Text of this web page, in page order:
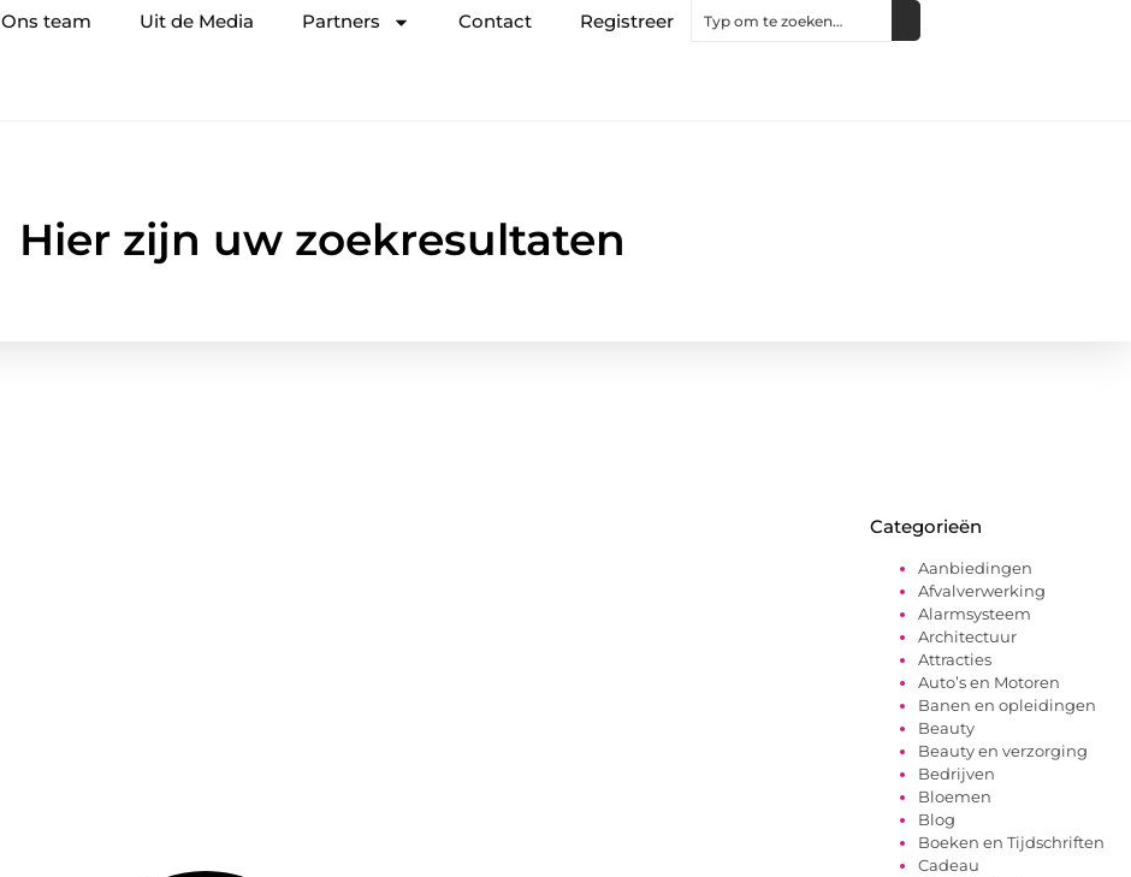
Ons team Uit de Media Partners Contact Registreer
Hier zijn uw zoekresultaten
Categorieën
Aanbiedingen
Afvalverwerking
Alarmsysteem
Architectuur
Attracties
Auto’s en Motoren
Banen en opleidingen
Beauty
Beauty en verzorging
Bedrijven
Bloemen
Blog
Boeken en Tijdschriften
Cadeau